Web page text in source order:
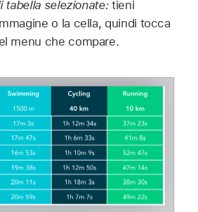
tabella selezionate: tieni
o la cella, quindi tocca
menu che compare.